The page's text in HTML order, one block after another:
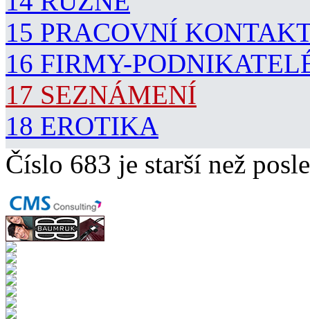
15 PRACOVNÍ
16 FIRMY-
17 SEZNÁMENÍ
18 EROTIKA
Číslo 683 je starší než